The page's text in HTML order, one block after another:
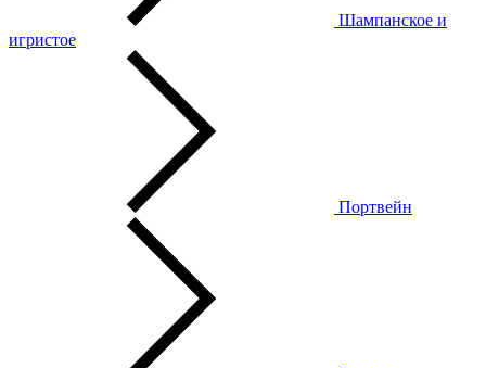
Шампанское и
игристое
Портвейн